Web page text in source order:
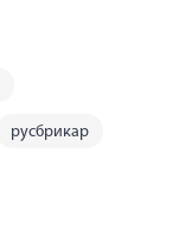
русбрикар